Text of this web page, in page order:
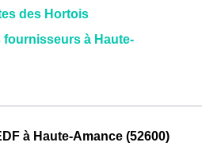
des Hortois
à Haute-
à Haute-Amance (52600)